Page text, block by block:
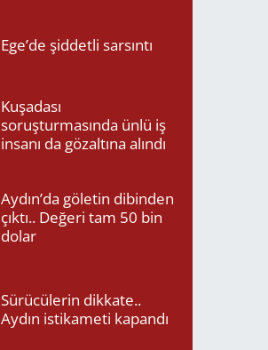
Ege’de şiddetli sarsıntı
Kuşadası
soruşturmasında ünlü iş
insanı da gözaltına alındı
Aydın’da göletin dibinden
çıktı.. Değeri tam 50 bin
dolar
Sürücülerin dikkate..
Aydın istikameti kapandı